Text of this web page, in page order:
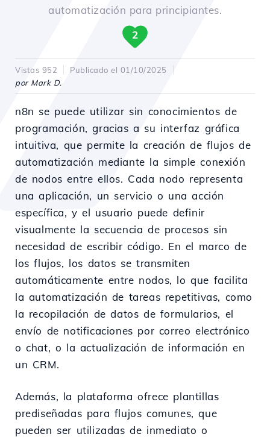
automatización para principiantes.
2
Vistas 952
Publicado el 01/10/2025
por Mark D.
n8n se puede utilizar sin conocimientos de
programación, gracias a su interfaz gráfica
intuitiva, que permite la creación de flujos de
automatización mediante la simple conexión
de nodos entre ellos. Cada nodo representa
una aplicación, un servicio o una acción
específica, y el usuario puede definir
visualmente la secuencia de procesos sin
necesidad de escribir código. En el marco de
los flujos, los datos se transmiten
automáticamente entre nodos, lo que facilita
la automatización de tareas repetitivas, como
la recopilación de datos de formularios, el
envío de notificaciones por correo electrónico
o chat, o la actualización de información en
un CRM.
Además, la plataforma ofrece plantillas
prediseñadas para flujos comunes, que
pueden ser utilizadas de inmediato o